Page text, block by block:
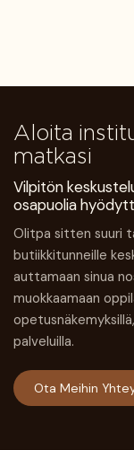
Aloita
matkasi
Vilpitön
osapuolia
Olitpa sitten suuri
butiikkitunneille
auttamaan sinua
muokkaamaan
palveluilla.
Ota Meihin